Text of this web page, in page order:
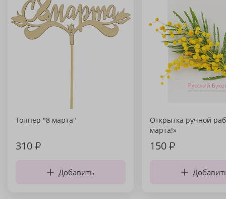
Топпер "8 марта"
310₽
Добавить
Открытка ручной
марта!»
150₽